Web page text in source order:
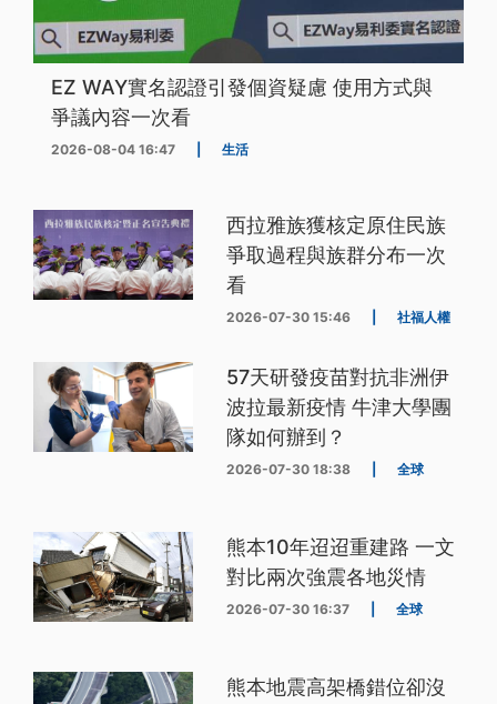
EZ WAY實名認證引發個資疑慮 使用方式與
爭議內容一次看
2026-08-04 16:47 生活
西拉雅族獲核定原住民族
爭取過程與族群分布一次
看
2026-07-30 15:46 社福人權
57天研發疫苗對抗非洲伊
波拉最新疫情 牛津大學團
隊如何辦到？
2026-07-30 18:38 全球
熊本10年迢迢重建路 一文
對比兩次強震各地災情
2026-07-30 16:37 全球
熊本地震高架橋錯位卻沒